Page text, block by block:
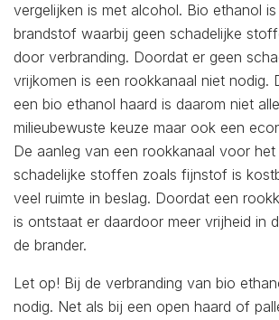
vergelijken is met alcohol. Bio ethanol
brandstof waarbij geen schadelijke
door verbranding. Doordat er geen
vrijkomen is een rookkanaal niet nodig.
een bio ethanol haard is daarom niet
milieubewuste keuze maar ook een
De aanleg van een rookkanaal voor
schadelijke stoffen zoals fijnstof is
veel ruimte in beslag. Doordat een
is ontstaat er daardoor meer vrijheid in
de brander.
Let op! Bij de verbranding van bio
nodig. Net als bij een open haard of